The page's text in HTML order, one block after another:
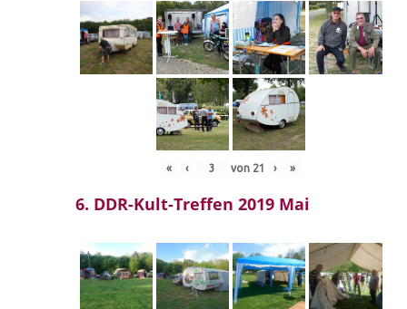
« ‹ von 21 › »
6. DDR-Kult-Treffen 2019 Mai